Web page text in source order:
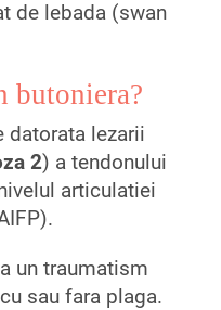
de lebada (swan
butoniera?
datorata lezarii
2) a tendonului
articulatiei
un traumatism
sau fara plaga.